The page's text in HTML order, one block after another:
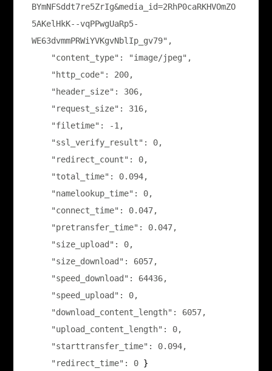
BYmNFSddt7re5ZrIg&media_id=2RhP0caRKHVOmZO
5AKelHkK--vqPPwgUaRp5-
WE63dvmmPRWiYVKgvNblIp_gv79",
    "redirect_time": 0
}